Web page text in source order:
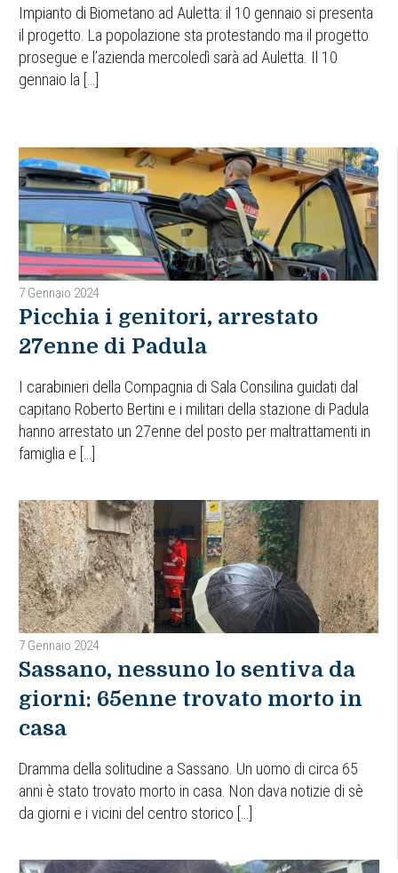
Impianto di Biometano ad Auletta: il 10 gennaio si presenta
il progetto. La popolazione sta protestando ma il progetto
prosegue e l’azienda mercoledì sarà ad Auletta. Il 10
gennaio la […]
7 Gennaio 2024
Picchia i genitori, arrestato
27enne di Padula
I carabinieri della Compagnia di Sala Consilina guidati dal
capitano Roberto Bertini e i militari della stazione di Padula
hanno arrestato un 27enne del posto per maltrattamenti in
famiglia e […]
7 Gennaio 2024
Sassano, nessuno lo sentiva da
giorni: 65enne trovato morto in
casa
Dramma della solitudine a Sassano. Un uomo di circa 65
anni è stato trovato morto in casa. Non dava notizie di sè
da giorni e i vicini del centro storico […]